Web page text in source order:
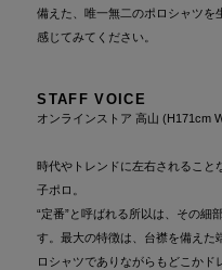
備えた、唯一無二のポロシャツを
感じてみてください。
STAFF VOICE
オンラインストア 高山 (H171cm
時代やトレンドに左右されること
子ポロ。
“定番”と呼ばれる所以は、その細
す。最大の特徴は、台襟を備えた
ロシャツでありながらもどこかド